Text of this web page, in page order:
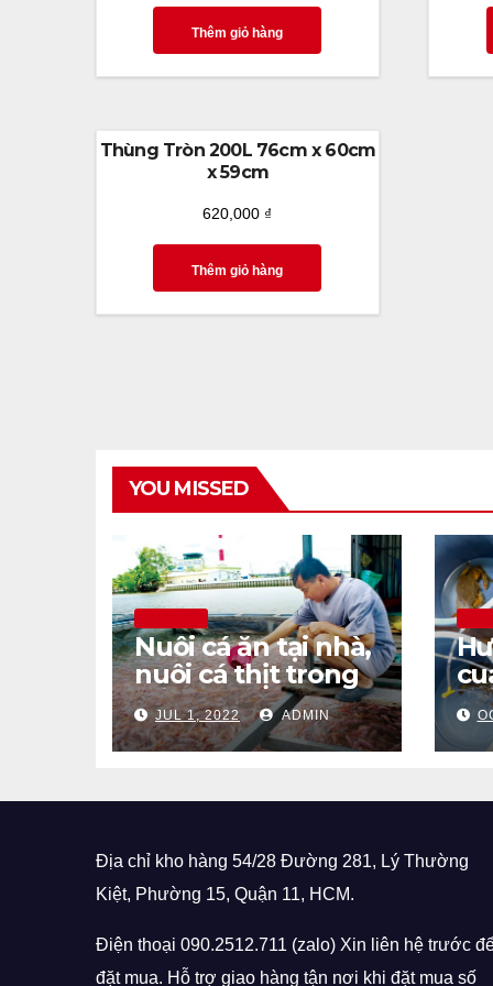
Thêm giỏ hàng
Thùng Tròn 200L 76cm x 60cm
x 59cm
620,000 ₫
Thêm giỏ hàng
YOU MISSED
Nuôi cá ăn tại nhà,
nuôi cá thịt trong
bể nhựa tại nhà
mà bạn cần biết
JUL 1, 2022 ADMIN
Địa chỉ kho hàng 54/28 Đường 281, Lý Thường
Kiệt, Phường 15, Quận 11, HCM.
Điện thoại 090.2512.711 (zalo) Xin liên hệ trước
đặt mua. Hỗ trợ giao hàng tận nơi khi đặt mua số